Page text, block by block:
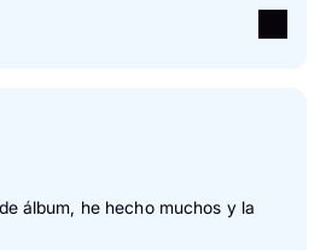
álbum, he hecho muchos y la